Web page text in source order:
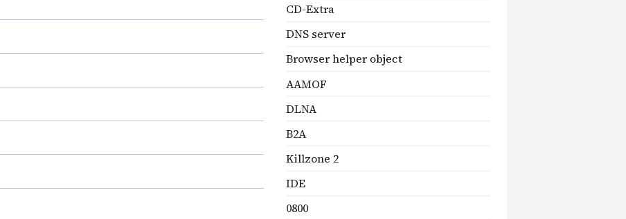
CD-Extra
DNS server
Browser helper object
AAMOF
DLNA
B2A
Killzone 2
IDE
0800